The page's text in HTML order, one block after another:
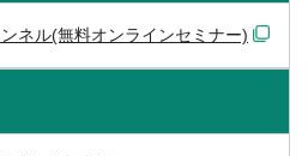
ネル(無料オンラインセミナー)